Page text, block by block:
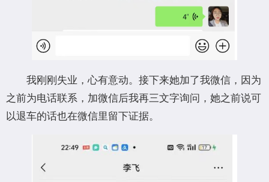
我刚刚失业，心有意动。接下来她加了我微信，因为
之前为电话联系，加微信后我再三文字询问，她之前说可
以退车的话也在微信里留下证据。